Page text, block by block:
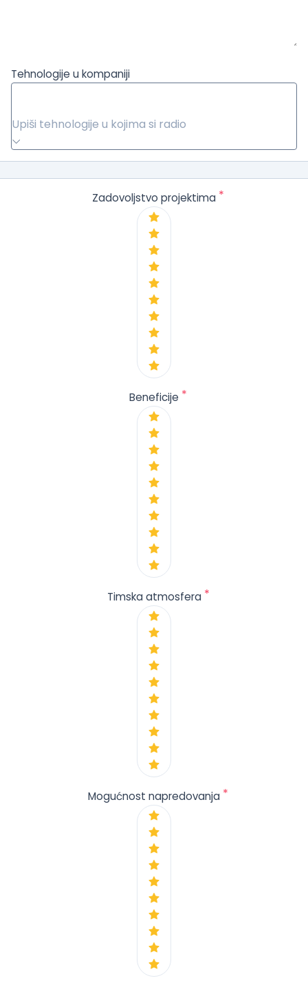
Tehnologije u kompaniji
Upiši tehnologije u kojima si radio
Zadovoljstvo projektima *
Beneficije *
Timska atmosfera *
Mogućnost napredovanja *